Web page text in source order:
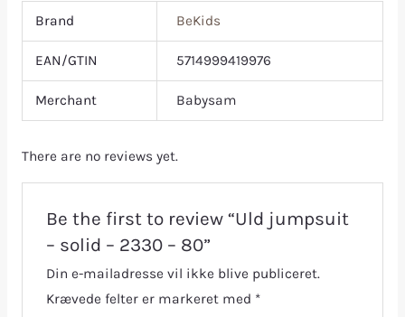
Brand BeKids
EAN/GTIN 5714999419976
Merchant Babysam
There are no reviews yet.
Be the first to review “Uld jumpsuit
– solid – 2330 – 80”
Din e-mailadresse vil ikke blive publiceret.
Krævede felter er markeret med *